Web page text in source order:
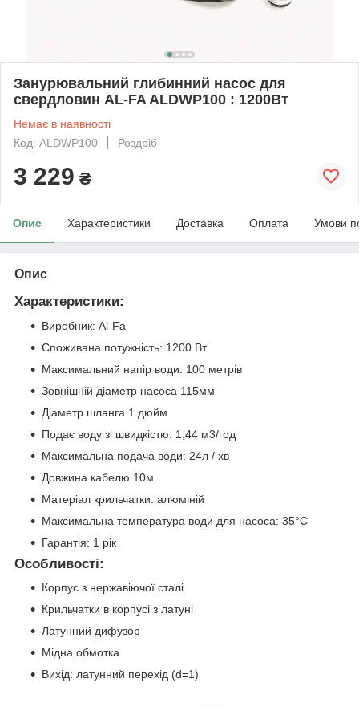
Занурювальний глибинний насос для
свердловин AL-FA ALDWP100 : 1200Вт
Немає в наявності
Код: ALDWP100
Роздріб
3 229 ₴
Опис Характеристики Доставка Оплата Умови
Опис
Характеристики:
Виробник: Al-Fa
Споживана потужність: 1200 Вт
Максимальний напір води: 100 метрів
Зовнішній діаметр насоса 115мм
Діаметр шланга 1 дюйм
Подає воду зі швидкістю: 1,44 м3/год
Максимальна подача води: 24л / хв
Довжина кабелю 10м
Матеріал крильчатки: алюміній
Максимальна температура води для насоса: 35°C
Гарантія: 1 рік
Особливості:
Корпус з нержавіючої сталі
Крильчатки в корпусі з латуні
Латунний дифузор
Мідна обмотка
Вихід: латунний перехід (d=1)